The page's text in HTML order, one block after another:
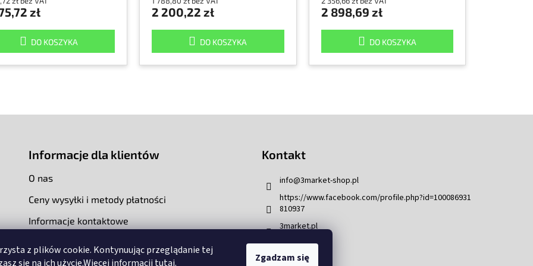
z plików cookie. Kontynuując przeglądanie tej
się na ich użycie.Więcej informacji tutaj. Zgadzam się
zł
DO KOSZYKA
2 200,22 zł
DO KOSZYKA
2 898,69 zł
DO KOSZYKA
Informacje dla klientów
O nas
Ceny wysyłki i metody płatności
Informacje kontaktowe
Kontakt
info@3market-shop.pl
https://www.facebook.com/profile.php?id=100086931
810937
3market.pl